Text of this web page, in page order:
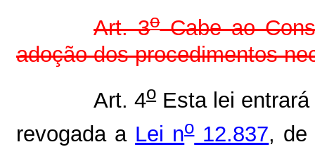
Art. 3oCabe ao
adoção dos procedimentos
Art. 4oEsta lei entrará
revogada a Lei no12.837, de